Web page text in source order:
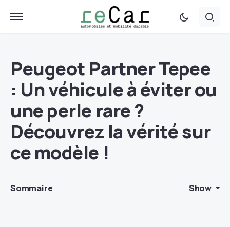
Peugeot Partner Tepee
: Un véhicule à éviter ou
une perle rare ?
Découvrez la vérité sur
ce modèle !
Sommaire Show